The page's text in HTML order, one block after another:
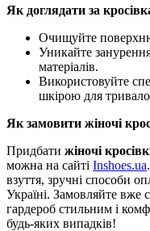
Як доглядати за
Очищуйте
Уникайте
матеріалів.
Використовуйте
шкірою для
Як замовити жіночі
Придбати жіночі
можна на сайті Inshoes.ua
взуття, зручні способи
Україні. Замовляйте вже
гардероб стильним і
будь-яких випадків!